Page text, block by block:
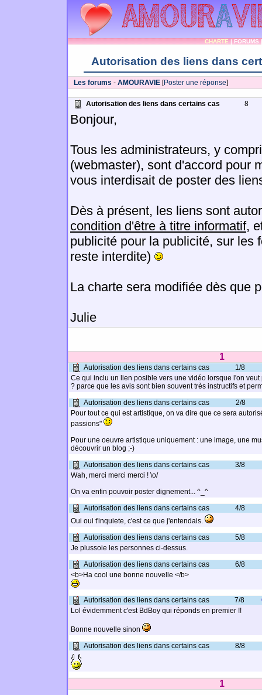
CHARTE|FORUMS
Autorisation des liens dans
Les forums - AMOURAVIE [Poster une réponse]
Autorisation des liens dans certains cas 8
Bonjour,
Tous les administrateurs, y
(webmaster), sont d'accord pour
vous interdisait de poster des
Dès à présent, les liens sont
condition d'être à titre informatif,
publicité pour la publicité, sur les
reste interdite)
La charte sera modifiée dès que
Julie
1
Autorisation des liens dans certains cas
1/8
Ce qui inclu un lien posible vers une vidéo lorsque l'on
? parce que les avis sont bien souvent très instructifs et
Autorisation des liens dans certains cas
2/8
Pour tout ce qui est artistique, on va dire que ce sera
passions"
Pour une oeuvre artistique uniquement : une image, une
découvrir un blog ;-)
Autorisation des liens dans certains cas
3/8
Wah, merci merci merci ! \o/
On va enfin pouvoir poster dignement... ^_^
Autorisation des liens dans certains cas
4/8
Oui oui t'inquiete, c'est ce que j'entendais.
Autorisation des liens dans certains cas
5/8
Je plussoie les personnes ci-dessus.
Autorisation des liens dans certains cas
6/8
<b>Ha cool une bonne nouvelle </b>
Autorisation des liens dans certains cas 7/8
Lol évidemment c'est BdBoy qui réponds en premier !!
Bonne nouvelle sinon
Autorisation des liens dans certains cas
8/8
1